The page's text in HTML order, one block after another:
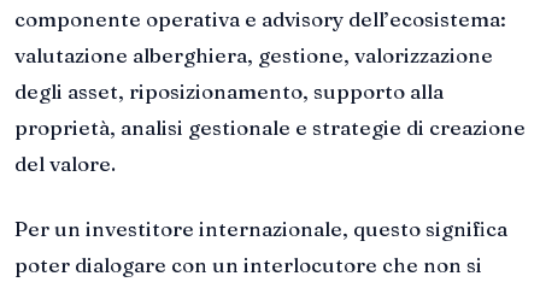
componente operativa e advisory dell’ecosistema:
valutazione alberghiera, gestione, valorizzazione
degli asset, riposizionamento, supporto alla
proprietà, analisi gestionale e strategie di creazione
del valore.
Per un investitore internazionale, questo significa
poter dialogare con un interlocutore che non si